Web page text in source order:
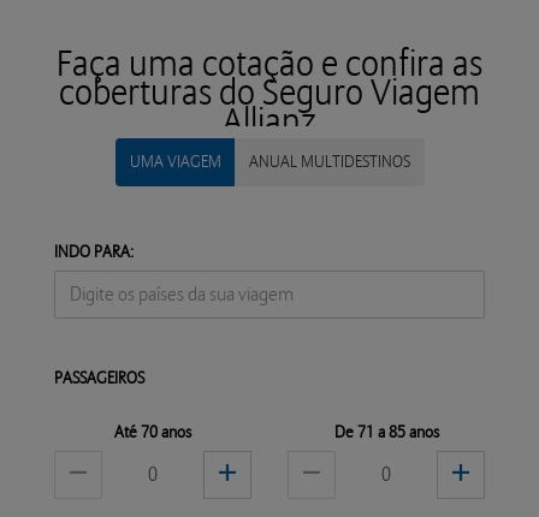
Faça uma cotação e confira as
coberturas do Seguro Viagem
Allianz
UMA VIAGEM ANUAL MULTIDESTINOS
INDO PARA:
PASSAGEIROS
Até 70 anos De 71 a 85 anos